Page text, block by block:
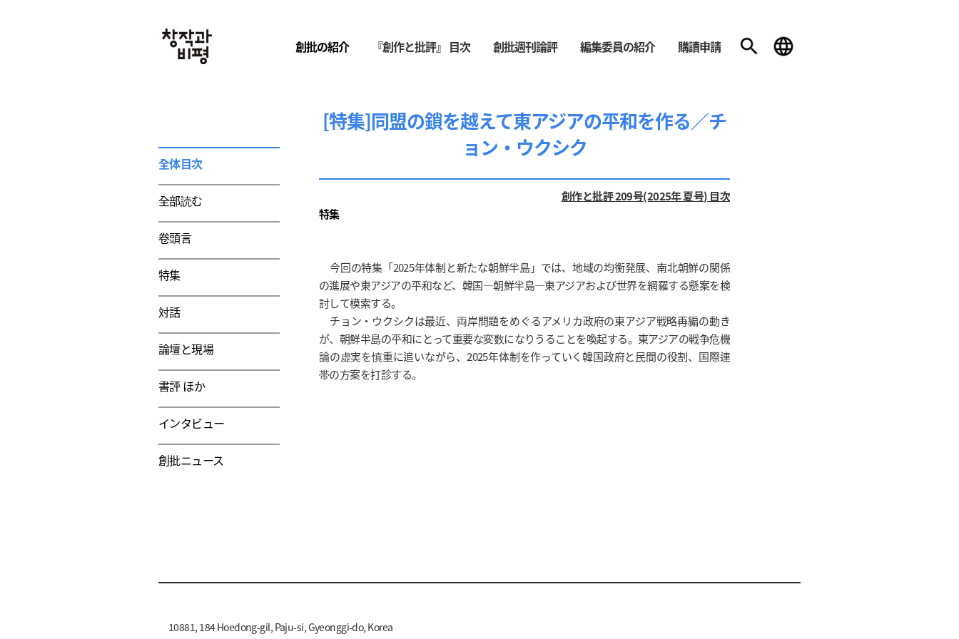
創批の紹介 『創作と批評』 目次 創批週刊論評 編集委員の紹介 購讀申請
[特集]同盟の鎖を越えて東アジアの平和を作る／チ
ョン・ウクシク
創作と批評 209号(2025年 夏号) 目次
特集
今回の特集「2025年体制と新たな朝鮮半島」では、地域の均衡発展、南北朝鮮の関係
の進展や東アジアの平和など、韓国―朝鮮半島―東アジアおよび世界を網羅する懸案を検
討して模索する。
チョン・ウクシクは最近、両岸問題をめぐるアメリカ政府の東アジア戦略再編の動き
が、朝鮮半島の平和にとって重要な変数になりうることを喚起する。東アジアの戦争危機
論の虚実を慎重に追いながら、2025年体制を作っていく韓国政府と民間の役割、国際連
帯の方案を打診する。
全体目次
全部読む
卷頭言
特集
対話
論壇と現場
書評 ほか
インタビュー
創批ニュース
10881, 184 Hoedong-gil, Paju-si, Gyeonggi-do, Korea